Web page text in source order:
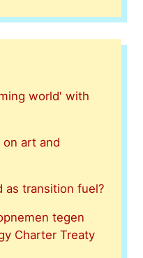
world' with
art and
as transition fuel?
tegen
Charter Treaty